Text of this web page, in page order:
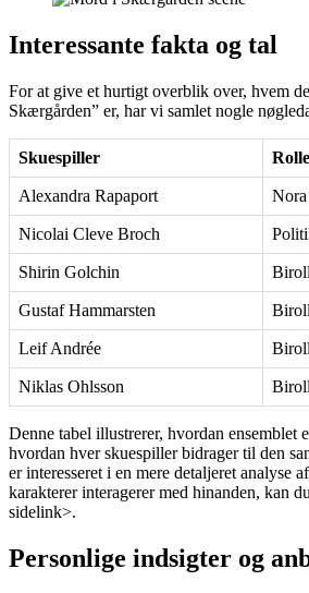
Interessante fakta og tal
For at give et hurtigt overblik over, hvem
Skærgården” er, har vi samlet nogle
Skuespiller Rolle
Alexandra Rapaport
Nicolai Cleve Broch
Shirin Golchin
Gustaf Hammarsten
Leif Andrée
Niklas Ohlsson
Denne tabel illustrerer, hvordan ensemblet
hvordan hver skuespiller bidrager til den
er interesseret i en mere detaljeret analyse
karakterer interagerer med hinanden, kan
sidelink>.
Personlige indsigter og